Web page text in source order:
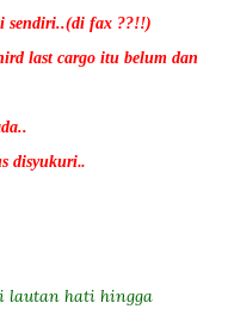
sendiri..(di fax ??!!)
last cargo itu belum dan
disyukuri..
lautan hati hingga